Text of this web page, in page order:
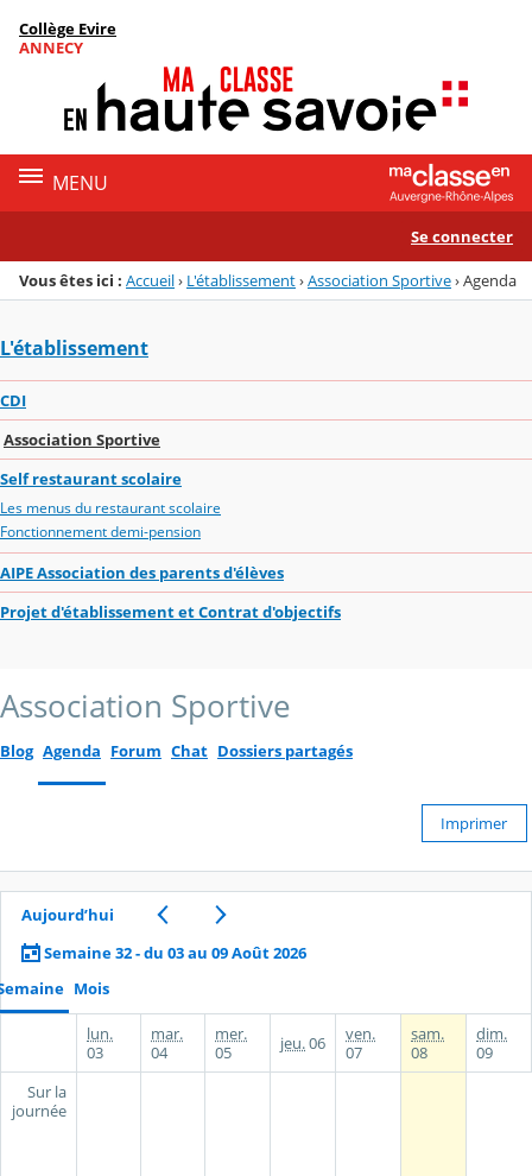
Menu de la rubrique
Contenu
Collège Evire
ANNECY
MENU
Se connecter
Vous êtes ici : Accueil› L'établissement›Association Sportive›Agenda
L'établissement
CDI
Association Sportive
Self restaurant scolaire
Les menus du restaurant scolaire
Fonctionnement demi-pension
AIPE Association des parents d'élèves
Projet d'établissement et Contrat d'objectifs
Association Sportive
Blog Agenda Forum Chat Dossiers partagés
Imprimer
Aujourd’hui
Semaine 32 - du 03 au 09 Août 2026
Mois
lun.
03
mar.
04
mer.
05
jeu.06
ven.
07
sam.
08
dim.
09
Sur la
journée